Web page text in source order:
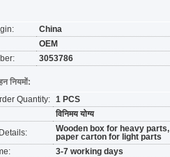
China
OEM
3053786
नियमों:
Quantity: 1 PCS
विनिमय योग्य
Wooden box for heavy parts,
paper carton for light parts
3-7 working days